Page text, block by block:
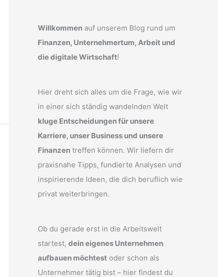
Willkommen auf unserem Blog rund um
Finanzen, Unternehmertum, Arbeit und
die digitale Wirtschaft!
Hier dreht sich alles um die Frage, wie wir
in einer sich ständig wandelnden Welt
kluge Entscheidungen für unsere
Karriere, unser Business und unsere
Finanzen treffen können. Wir liefern dir
praxisnahe Tipps, fundierte Analysen und
inspirierende Ideen, die dich beruflich wie
privat weiterbringen.
Ob du gerade erst in die Arbeitswelt
startest, dein eigenes Unternehmen
aufbauen möchtest oder schon als
Unternehmer tätig bist – hier findest du